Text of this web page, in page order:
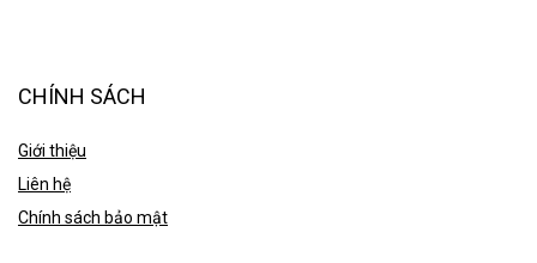
CHÍNH SÁCH
Giới thiệu
Liên hệ
Chính sách bảo mật